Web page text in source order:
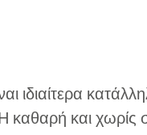
ιδιαίτερα
και χωρίς